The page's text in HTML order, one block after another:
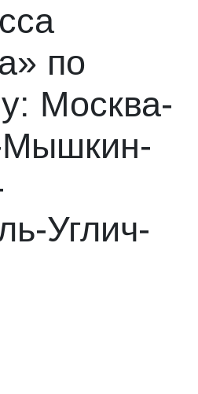
по
Москва-
Мышкин-
Углич-